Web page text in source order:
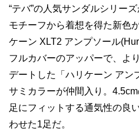
“テバ”の人気サンダルシリー
モチーフから着想を得た新色
ケーン XLT2 アンプソール
フルカバーのアッパーで、よ
デートした「ハリケーン アン
サミカラーが仲間入り。
足にフィットする通気性の良
わせた1足だ。